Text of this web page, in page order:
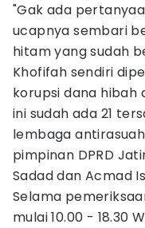
"Gak ada
ucapnya sembari
hitam yang sudah
Khofifah sendiri
korupsi dana hibah
ini sudah ada 21
lembaga
pimpinan DPRD
Sadad dan Acmad
Selama
mulai 10.00 - 18.30